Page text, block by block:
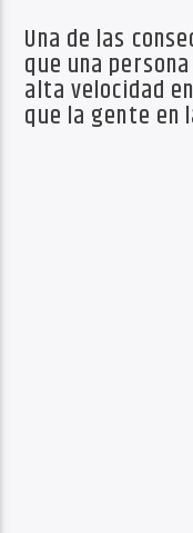
Una de las
que una
alta velocidad
que la gente en